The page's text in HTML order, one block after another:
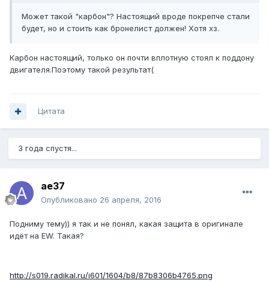
Может такой "карбон"? Настоящий вроде покрепче стали
будет, но и стоить как бронелист должен! Хотя хз.
Карбон настоящий, только он почти вплотную стоял к поддону
двигателя.Поэтому такой результат(
Цитата
3 года спустя...
ae37
Опубликовано 26 апреля, 2016
Подниму тему)) я так и не понял, какая защита в оригинале
идёт на EW. Такая?
http://s019.radikal.ru/i601/1604/b8/87b8306b4765.png